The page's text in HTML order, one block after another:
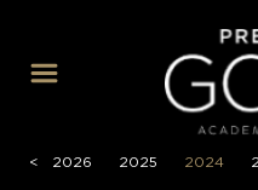
<
< 2026 2025 2024